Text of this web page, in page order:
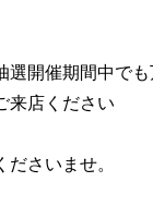
開催期間中で
来店ください
さいませ。